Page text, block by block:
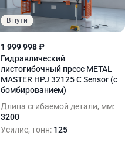
В пути
1 999 998 ₽
Гидравлический
листогибочный пресс METAL
MASTER HPJ 32125 C Sensor (с
бомбированием)
Длина сгибаемой детали, мм:
3200
Усилие, тонн: 125